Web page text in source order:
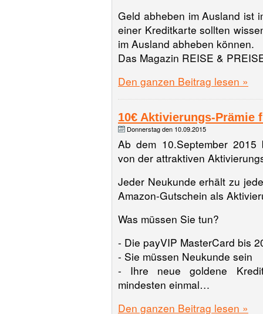
Geld abheben im Ausland ist
einer Kreditkarte sollten
im Ausland abheben können.
Das Magazin REISE &
Den ganzen Beitrag lesen »
10€ Aktivierungs-Prämie
Donnerstag den 10.09.2015
Ab dem 10.September 2015
von der attraktiven
Jeder Neukunde erhält zu
Amazon-Gutschein als
Was müssen Sie tun?
- Die payVIP MasterCard bis
- Sie müssen Neukunde sein
- Ihre neue goldene
mindesten einmal…
Den ganzen Beitrag lesen »